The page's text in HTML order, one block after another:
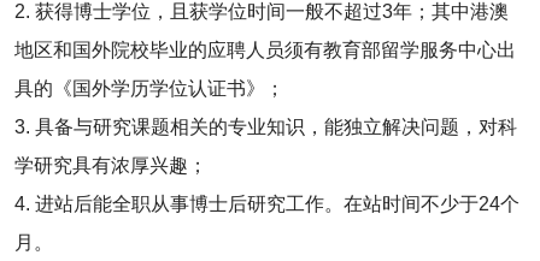
2. 获得博士学位，且获学位时间一般不超过3年；其中港澳
地区和国外院校毕业的应聘人员须有教育部留学服务中心出
具的《国外学历学位认证书》；
3. 具备与研究课题相关的专业知识，能独立解决问题，对科
学研究具有浓厚兴趣；
4. 进站后能全职从事博士后研究工作。在站时间不少于24个
月。